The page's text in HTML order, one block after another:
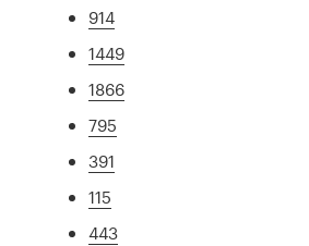
914
1449
1866
795
391
115
443